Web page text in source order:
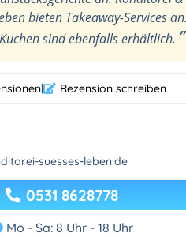
bieten Takeaway-Services an.
sind ebenfalls erhältlich. ”
| Rezension schreiben
suesses-leben.de
0531 8628778
Mo - Sa: 8 Uhr - 18 Uhr